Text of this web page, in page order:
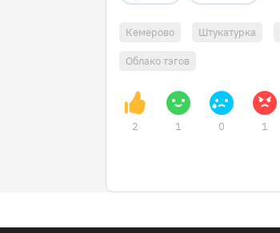
Кемерово Штукатурка
Облако тэгов
2 1 0 1